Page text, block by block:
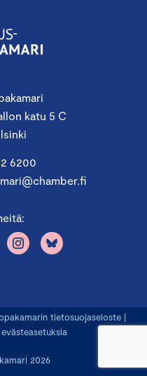
katu 5 C
6200
2026
tietosuojaseloste |